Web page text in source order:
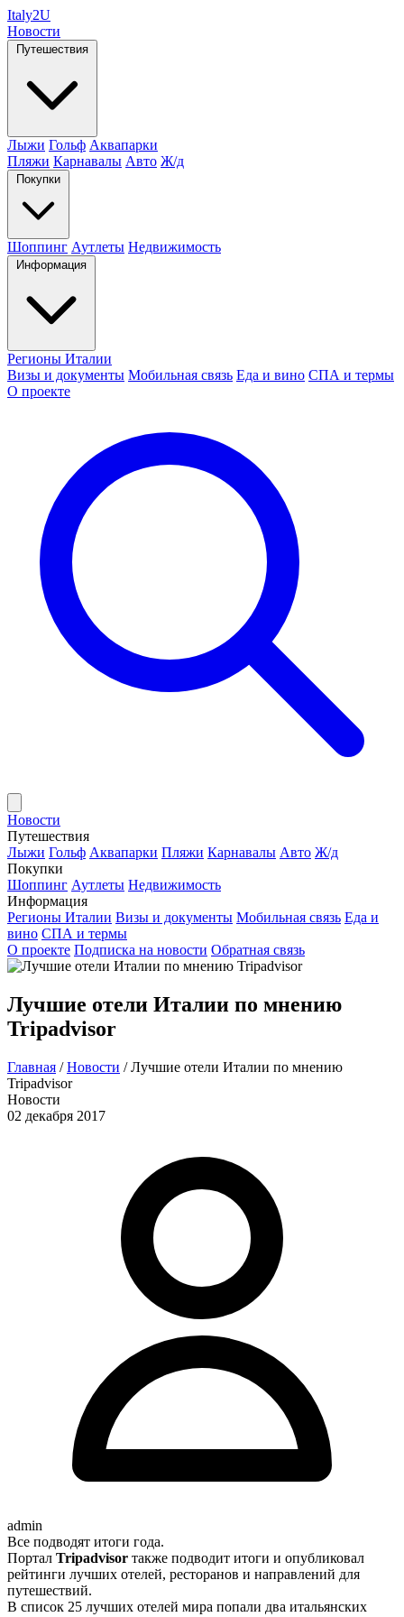
Italy2U
Новости
Путешествия
Лыжи Гольф Аквапарки
Пляжи Карнавалы Авто Ж/д
Покупки
Шоппинг Аутлеты Недвижимость
Информация
Регионы Италии
Визы и документы Мобильная связь Еда и вино СПА и термы
О проекте
Новости
Путешествия
Лыжи Гольф Аквапарки Пляжи Карнавалы Авто Ж/д
Покупки
Шоппинг Аутлеты Недвижимость
Информация
Регионы Италии Визы и документы Мобильная связь Еда и
вино СПА и термы
О проекте Подписка на новости Обратная связь
Лучшие отели Италии по мнению
Tripadvisor
Главная / Новости / Лучшие отели Италии по мнению
Tripadvisor
Новости
02 декабря 2017
admin
Все подводят итоги года.
Портал Tripadvisor также подводит итоги и опубликовал
рейтинги лучших отелей, ресторанов и направлений для
путешествий.
В список 25 лучших отелей мира попали два итальянских